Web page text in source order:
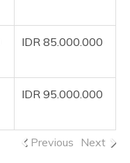
IDR 85.000.000
IDR 95.000.000
Previous Next